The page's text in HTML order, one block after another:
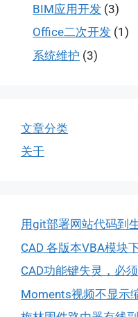
BIM应用开发 (3)
Office二次开发 (1)
系统维护 (3)
文章分类
关于
用git部署网站代码到
CAD 各版本VBA模块
CAD功能键失灵，必
Moments视频不显示